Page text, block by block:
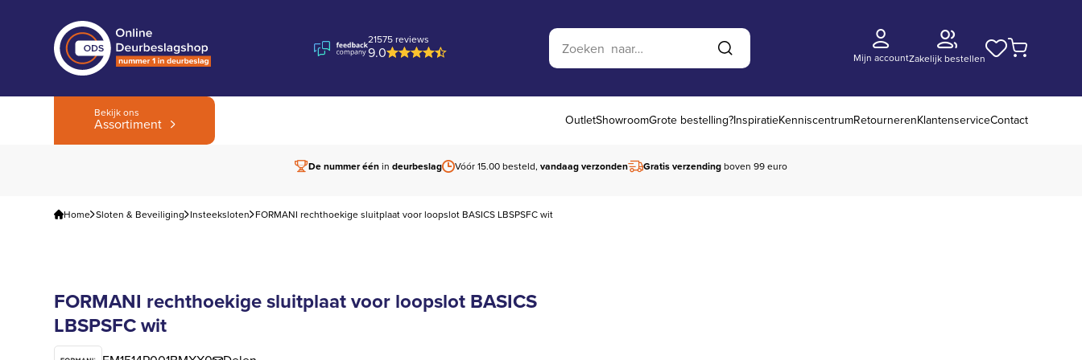
21575 reviews
9.0
Zoek op website
Zoeken
Mijn accountZakelijk bestellen
Bekijk ons
Assortiment OutletShowroomGrote bestelling?InspiratieKenniscentrumRetournerenKlantenserviceContact
De nummer éénin deurbeslag Vóór 15.00 besteld, vandaag verzonden Gratis verzendingboven 99 euro
Home Sloten & Beveiliging Insteeksloten FORMANI rechthoekige sluitplaat voor loopslot BASICS LBSPSFC wit
FORMANI rechthoekige sluitplaat voor loopslot BASICS
LBSPSFC wit